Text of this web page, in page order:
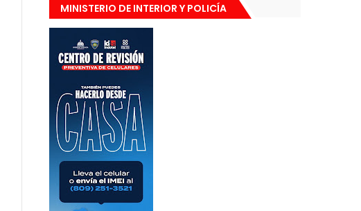
MINISTERIO DE INTERIOR Y POLICÍA